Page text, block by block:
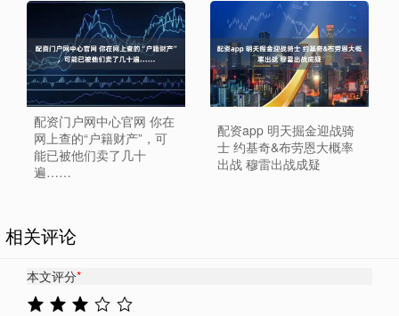
配资门户网中心官网 你在
网上查的“户籍财产”，可
能已被他们卖了几十
遍……
配资app 明天掘金迎战骑
士 约基奇&布劳恩大概率
出战 穆雷出战成疑
相关评论
本文评分*